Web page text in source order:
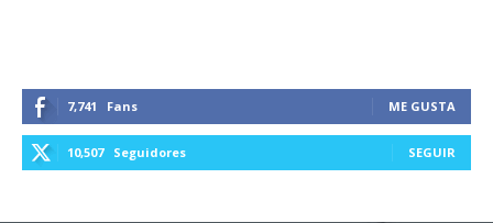
7,741 Fans ME GUSTA
10,507 Seguidores SEGUIR